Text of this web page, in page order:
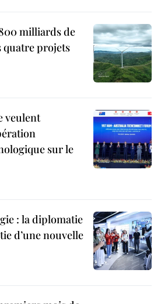
milliards de
quatre projets
veulent
sur le
: la diplomatie
d’une nouvelle